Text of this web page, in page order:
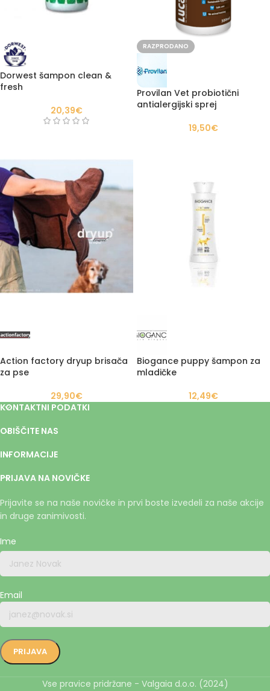
Dorwest šampon clean &
fresh
20,39€
RAZPRODANO
Provilan Vet probiotični
antialergijski sprej
19,50€
Action factory dryup brisača
za pse
29,90€
Biogance puppy šampon za
mladičke
12,49€
KONTAKTNI PODATKI
OBIŠČITE NAS
INFORMACIJE
PRIJAVA NA NOVIČKE
Prijavite se na naše novičke in prvi boste izvedeli za naše akcije
in druge zanimivosti.
Ime
Email
Vse pravice pridržane - Valgaia d.o.o. (2024)